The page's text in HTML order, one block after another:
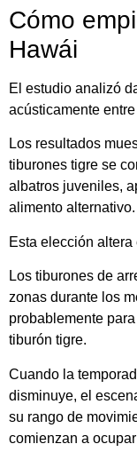
Cómo
Hawái
El estudio analizó
acústicamente
Los resultados
tiburones tigre se
albatros juveniles,
alimento alternativo.
Esta elección
Los tiburones de
zonas durante los
probablemente
tiburón tigre.
Cuando la
disminuye, el
su rango de
comienzan a